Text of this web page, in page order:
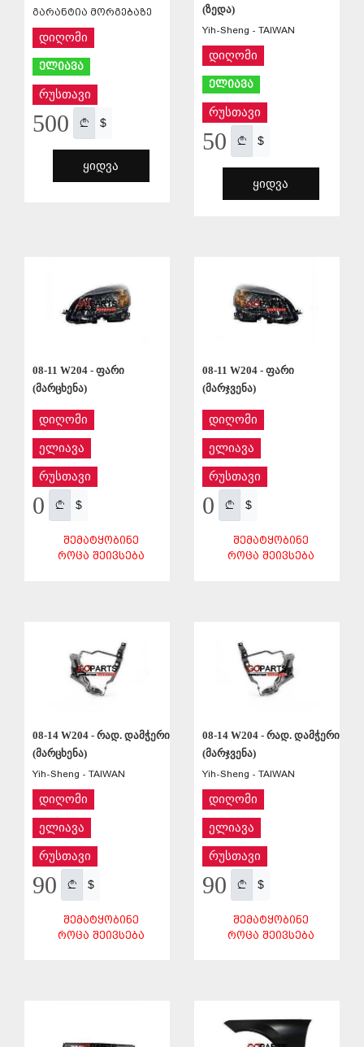
გარანტია მორგებაზე
დიღომი
ელიავა
რუსთავი
500 $
ᲧᲘᲓᲕᲐ
(ზედა)
Yih-Sheng - TAIWAN
დიღომი
ელიავა
რუსთავი
50 $
ᲧᲘᲓᲕᲐ
08-11 W204 - ფარი
(მარცხენა)
დიღომი
ელიავა
რუსთავი
0 $
ᲨᲔᲛᲐᲢᲧᲝᲑᲘᲜᲔ
ᲠᲝᲪᲐ ᲨᲔᲘᲕᲡᲔᲑᲐ
08-11 W204 - ფარი
(მარჯვენა)
დიღომი
ელიავა
რუსთავი
0 $
ᲨᲔᲛᲐᲢᲧᲝᲑᲘᲜᲔ
ᲠᲝᲪᲐ ᲨᲔᲘᲕᲡᲔᲑᲐ
08-14 W204 - რად. დამჭერი
(მარცხენა)
Yih-Sheng - TAIWAN
დიღომი
ელიავა
რუსთავი
90 $
ᲨᲔᲛᲐᲢᲧᲝᲑᲘᲜᲔ
ᲠᲝᲪᲐ ᲨᲔᲘᲕᲡᲔᲑᲐ
08-14 W204 - რად. დამჭერი
(მარჯვენა)
Yih-Sheng - TAIWAN
დიღომი
ელიავა
რუსთავი
90 $
ᲨᲔᲛᲐᲢᲧᲝᲑᲘᲜᲔ
ᲠᲝᲪᲐ ᲨᲔᲘᲕᲡᲔᲑᲐ